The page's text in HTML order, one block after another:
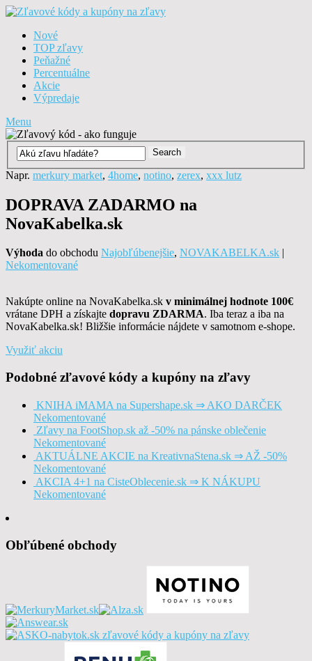
Nové
TOP zľavy
Peňažné
Percentuálne
Akcie
Výpredaje
Menu
Napr. merkury market, 4home, notino, zerex, xxx lutz
DOPRAVA ZADARMO na
NovaKabelka.sk
Výhoda do obchodu Najobľúbenejšie, NOVAKABELKA.sk |
Nekomentované
Nakúpte online na NovaKabelka.sk v minimálnej hodnote 100€
vrátane DPH a získajte dopravu ZDARMA. Iba teraz a iba na
NovaKabelka.sk! Bližšie informácie nájdete v samotnom e-shope.
Využiť akciu
Podobné zľavové kódy a kupóny na zľavy
KNIHA iMAMA na Supershape.sk ⇒ AKO DARČEK
Nekomentované
Zľavy na FootShop.sk až -50% na pánske oblečenie
Nekomentované
AKTUÁLNE AKCIE na KreativnaStena.sk ⇒ AŽ -50%
Nekomentované
AKCIA 4+1 na CisteOblecenie.sk ⇒ K NÁKUPU
Nekomentované
Obľúbené obchody